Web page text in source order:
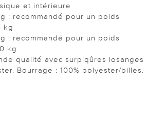
et intérieure
: recommandé pour un poids
kg
: recommandé pour un poids
kg
qualité avec surpiqûres losanges
Bourrage : 100% polyester/billes.